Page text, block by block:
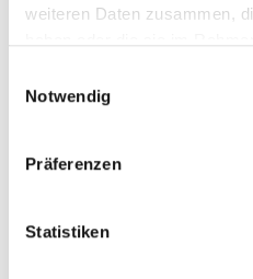
weiteren Daten zusammen,
Notwendig
Präferenzen
Statistiken
identifizierten einen Angriff
Sicherheitsmassnahmen
26.10.2021 | Ad hoc
3. Quar­tal 2021: